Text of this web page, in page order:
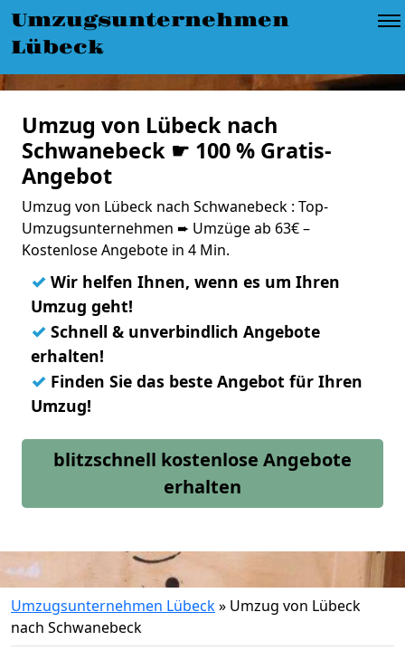
Umzugsunternehmen
Lübeck
Umzug von Lübeck nach
Schwanebeck ☛ 100 % Gratis-
Angebot
Umzug von Lübeck nach Schwanebeck : Top-
Umzugsunternehmen ➨ Umzüge ab 63€ –
Kostenlose Angebote in 4 Min.
✓ Wir helfen Ihnen, wenn es um Ihren
Umzug geht!
✓ Schnell & unverbindlich Angebote
erhalten!
✓ Finden Sie das beste Angebot für Ihren
Umzug!
blitzschnell kostenlose Angebote
erhalten
Umzugsunternehmen Lübeck» Umzug von Lübeck
nach Schwanebeck